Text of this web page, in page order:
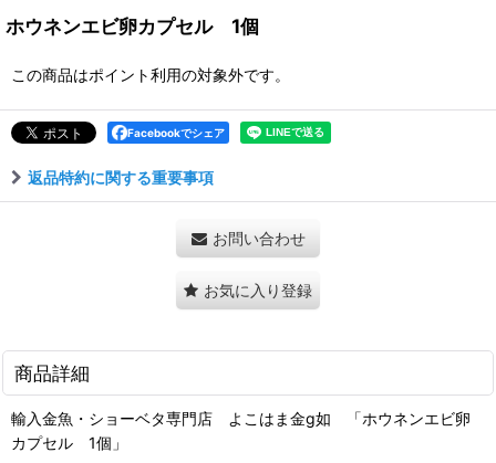
ホウネンエビ卵カプセル 1個
この商品はポイント利用の対象外です。
Facebookでシェア
返品特約に関する重要事項
お問い合わせ
お気に入り登録
商品詳細
輸入金魚・ショーベタ専門店 よこはま金g如 「ホウネンエビ卵
カプセル 1個」